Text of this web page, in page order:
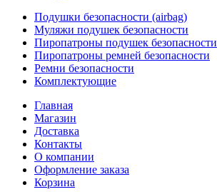
Подушки безопасности (airbag)
Муляжи подушек безопасности
Пиропатроны подушек безопасности
Пиропатроны ремней безопасности
Ремни безопасности
Комплектующие
Главная
Магазин
Доставка
Контакты
О компании
Оформление заказа
Корзина